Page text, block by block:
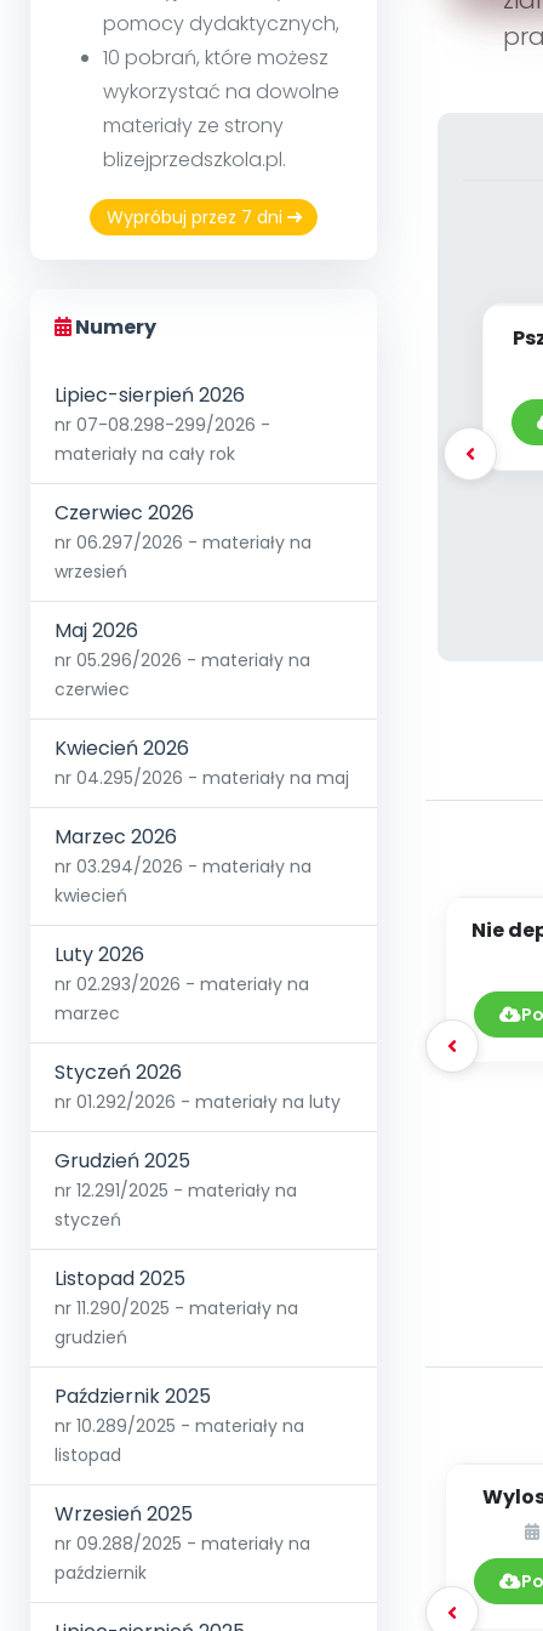
pomocy dydaktycznych,
10 pobrań, które możesz
wykorzystać na dowolne
materiały ze strony
blizejprzedszkola.pl.
Wypróbuj przez 7 dni
Numery
Lipiec-sierpień 2026
nr 07-08.298-299/2026 -
materiały na cały rok
Czerwiec 2026
nr 06.297/2026 - materiały na
wrzesień
Maj 2026
nr 05.296/2026 - materiały na
czerwiec
Kwiecień 2026
nr 04.295/2026 - materiały na maj
Marzec 2026
nr 03.294/2026 - materiały na
kwiecień
Luty 2026
nr 02.293/2026 - materiały na
marzec
Styczeń 2026
nr 01.292/2026 - materiały na luty
Grudzień 2025
nr 12.291/2025 - materiały na
styczeń
Listopad 2025
nr 11.290/2025 - materiały na
grudzień
Październik 2025
nr 10.289/2025 - materiały na
listopad
Wrzesień 2025
nr 09.288/2025 - materiały na
październik
-
Nie